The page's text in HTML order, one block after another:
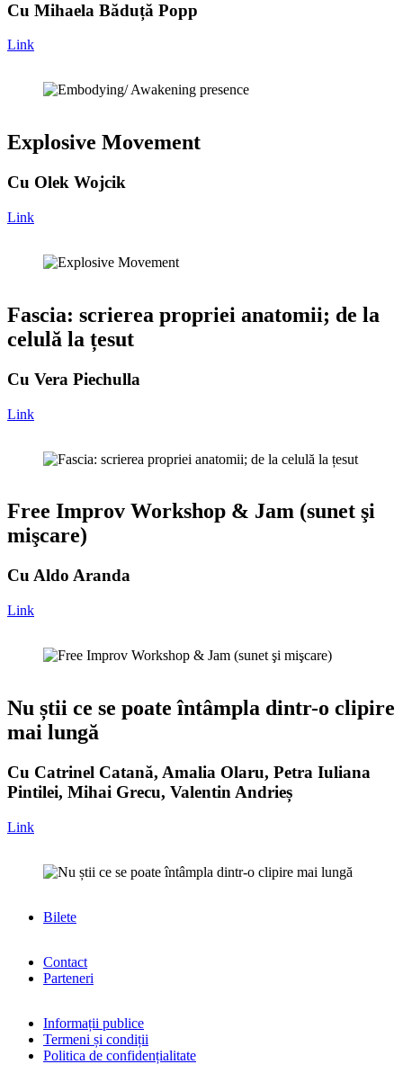
Cu Mihaela Băduță Popp
Link
Explosive Movement
Cu Olek Wojcik
Link
Fascia: scrierea propriei anatomii; de la
celulă la țesut
Cu Vera Piechulla
Link
Free Improv Workshop & Jam (sunet şi
mişcare)
Cu Aldo Aranda
Link
Nu știi ce se poate întâmpla dintr-o clipire
mai lungă
Cu Catrinel Catană, Amalia Olaru, Petra Iuliana
Pintilei, Mihai Grecu, Valentin Andrieș
Link
Bilete
Contact
Parteneri
Informații publice
Termeni și condiții
Politica de confidențialitate